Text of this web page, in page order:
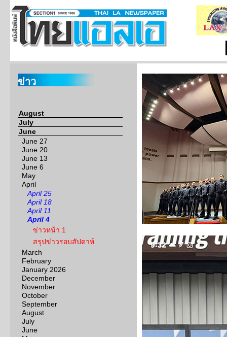
ข่าว
August
July
June
June 27
June 20
June 13
June 6
May
April
April 25
April 18
April 11
April 4
ข่าวหน้า 1
สรุปข่าวรอบสัปดาห์
March
February
January 2026
December
November
October
September
August
July
June